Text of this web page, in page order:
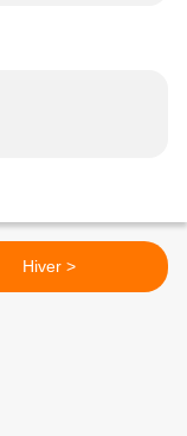
Hiver >